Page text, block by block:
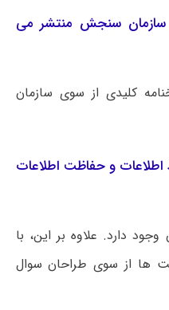
سازمان سنجش منتشر می
کلیدی از سوی سازمان
اطلاعات و حفاظت اطلاعات
وجود دارد. علاوه بر این، با
ها از سوی طراحان سوال